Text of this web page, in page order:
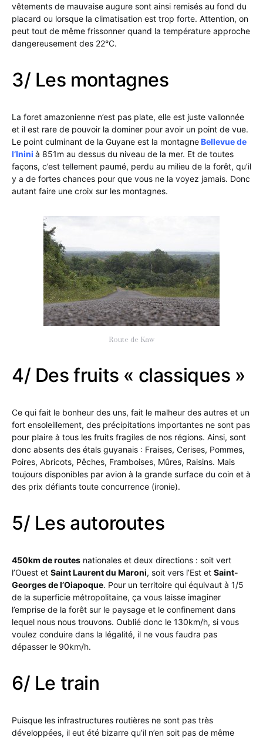
vêtements de mauvaise augure sont ainsi remisés au fond du
placard ou lorsque la climatisation est trop forte. Attention, on
peut tout de même frissonner quand la température approche
dangereusement des 22°C.
3/ Les montagnes
La foret amazonienne n’est pas plate, elle est juste vallonnée
et il est rare de pouvoir la dominer pour avoir un point de vue.
Le point culminant de la Guyane est la montagneBellevue de
l’Inini à 851m au dessus du niveau de la mer. Et de toutes
façons, c’est tellement paumé, perdu au milieu de la forêt, qu’il
y a de fortes chances pour que vous ne la voyez jamais. Donc
autant faire une croix sur les montagnes.
Route de Kaw
4/ Des fruits « classiques »
Ce qui fait le bonheur des uns, fait le malheur des autres et un
fort ensoleillement, des précipitations importantes ne sont pas
pour plaire à tous les fruits fragiles de nos régions. Ainsi, sont
donc absents des étals guyanais : Fraises, Cerises, Pommes,
Poires, Abricots, Pêches, Framboises, Mûres, Raisins. Mais
toujours disponibles par avion à la grande surface du coin et à
des prix défiants toute concurrence (ironie).
5/ Les autoroutes
450km de routes nationales et deux directions : soit vert
l’Ouest et Saint Laurent du Maroni, soit vers l’Est et Saint-
Georges de l’Oiapoque. Pour un territoire qui équivaut à 1/5
de la superficie métropolitaine, ça vous laisse imaginer
l’emprise de la forêt sur le paysage et le confinement dans
lequel nous nous trouvons. Oublié donc le 130km/h, si vous
voulez conduire dans la légalité, il ne vous faudra pas
dépasser le 90km/h.
6/ Le train
Puisque les infrastructures routières ne sont pas très
développées, il eut été bizarre qu’il n’en soit pas de même